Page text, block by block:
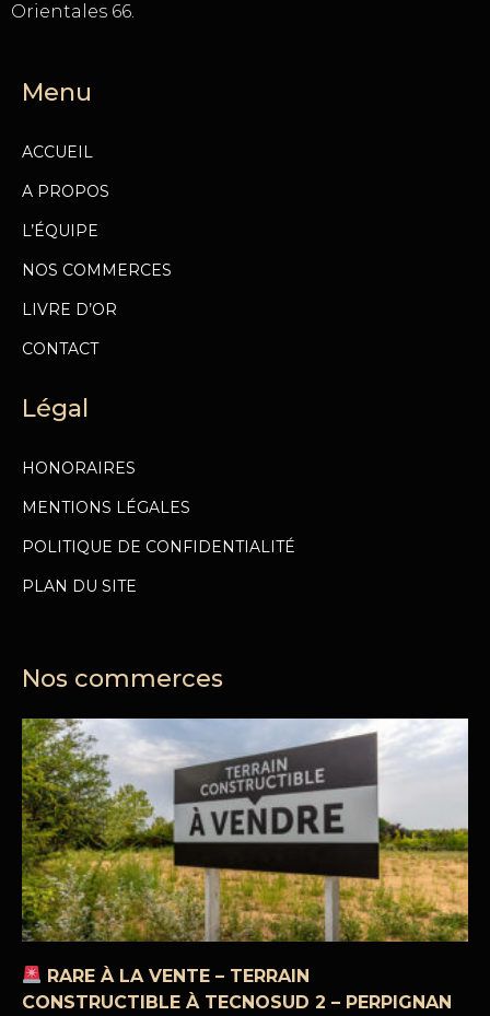
Orientales 66.
Menu
ACCUEIL
A PROPOS
L’ÉQUIPE
NOS COMMERCES
LIVRE D’OR
CONTACT
Légal
HONORAIRES
MENTIONS LÉGALES
POLITIQUE DE CONFIDENTIALITÉ
PLAN DU SITE
Nos commerces
RARE À LA VENTE – TERRAIN
CONSTRUCTIBLE À TECNOSUD 2 – PERPIGNAN